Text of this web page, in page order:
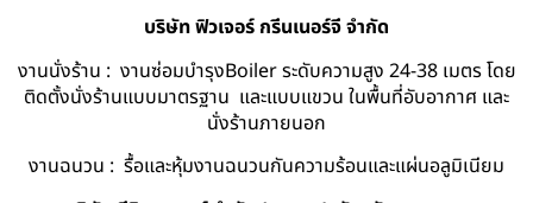
บริษัท ฟิวเจอร์ กรีนเนอร์จี จำกัด
งานนั่งร้าน : งานซ่อมบำรุงBoiler ระดับความสูง 24-38 เมตร โดย
ติดตั้งนั่งร้านแบบมาตรฐาน และแบบแขวน ในพื้นที่อับอากาศ และ
นั่งร้านภายนอก
งานฉนวน : รื้อและหุ้มงานฉนวนกันความร้อนและแผ่นอลูมิเนียม